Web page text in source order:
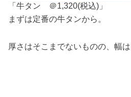
「牛タン ＠1,320(税込)」
まずは定番の牛タンから。
厚さはそこまでないものの、幅は